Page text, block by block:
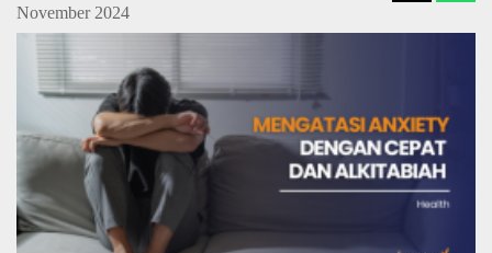
November 2024